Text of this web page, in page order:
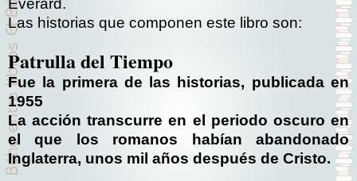
Everard.
Las historias que componen este libro son:
Patrulla del Tiempo
Fue la primera de las historias, publicada en
1955
La acción transcurre en el periodo oscuro en
el que los romanos habían abandonado
Inglaterra, unos mil años después de Cristo.